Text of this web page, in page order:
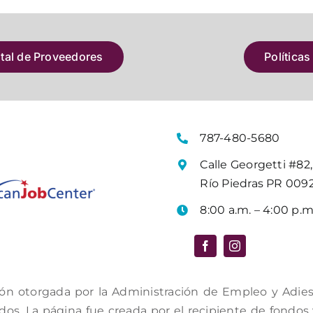
de Proveedores Políticas
787-480-5680
Calle Georgetti #82,
Río Piedras PR
8:00 a.m. – 4:00
otorgada por la Administración de Empleo y